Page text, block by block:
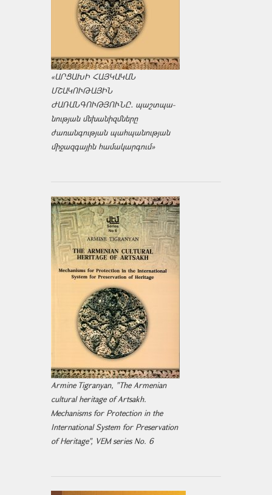
«ԱՐՑԱԽԻ ՀԱՅԿԱԿԱՆ
ՄՇԱԿՈՒԹԱՅԻՆ
ԺԱՌԱՆԳՈՒԹՅՈՒՆԸ․ պաշտպա­
նության մեխանիզմները
ժառանգության պահպանության
միջազ­գային համակարգում»
Armine Tigranyan, "The Armenian
cultural heritage of Artsakh.
Mechanisms for Protection in the
International System for Preservation
of Heritage", VEM series No. 6